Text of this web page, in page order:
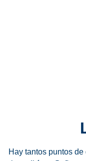
Hay tantos puntos